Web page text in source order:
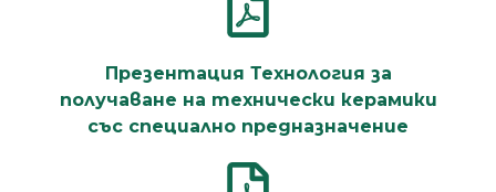
Презентация Технология за
получаване на технически керамики
със специално предназначение